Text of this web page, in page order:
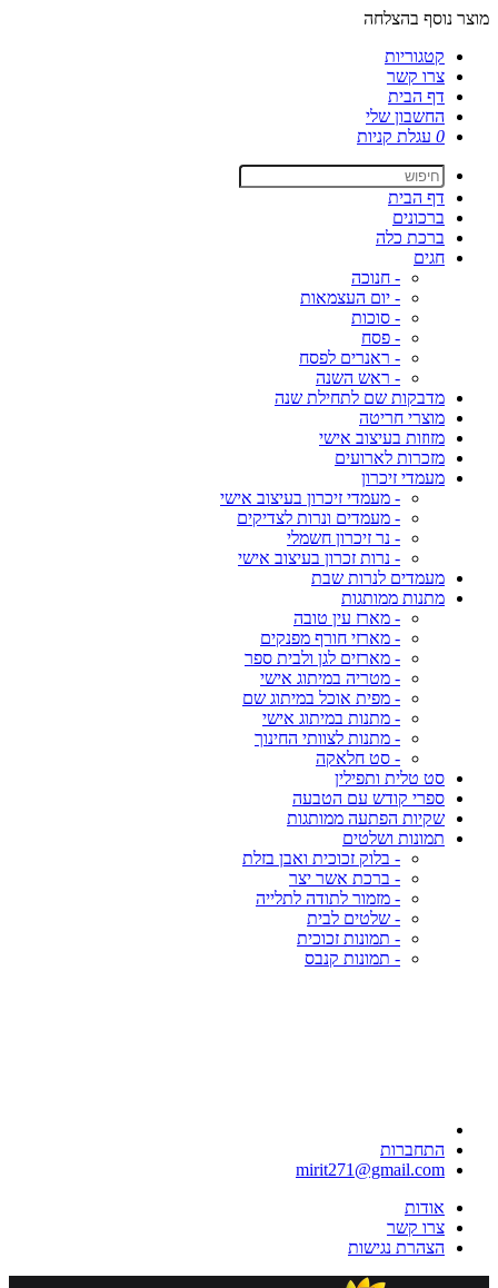
מוצר נוסף בהצלחה
קטגוריות
צרו קשר
דף הבית
החשבון שלי
0 עגלת קניות
דף הבית
ברכונים
ברכת כלה
חגים
- חנוכה
- יום העצמאות
- סוכות
- פסח
- ראנרים לפסח
- ראש השנה
מדבקות שם לתחילת שנה
מוצרי חריטה
מזוזות בעיצוב אישי
מזכרות לארועים
מעמדי זיכרון
- מעמדי זיכרון בעיצוב אישי
- מעמדים ונרות לצדיקים
- נר זיכרון חשמלי
- נרות זכרון בעיצוב אישי
מעמדים לנרות שבת
מתנות ממותגות
- מארז עין טובה
- מארזי חורף מפנקים
- מארזים לגן ולבית ספר
- מטריה במיתוג אישי
- מפית אוכל במיתוג שם
- מתנות במיתוג אישי
- מתנות לצוותי החינוך
- סט חלאקה
סט טלית ותפילין
ספרי קודש עם הטבעה
שקיות הפתעה ממותגות
תמונות ושלטים
- בלוק זכוכית ואבן בזלת
- ברכת אשר יצר
- מזמור לתודה לתלייה
- שלטים לבית
- תמונות זכוכית
- תמונות קנבס
התחברות
mirit271@gmail.com
אודות
צרו קשר
הצהרת נגישות